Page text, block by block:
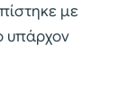
με
υπάρχον